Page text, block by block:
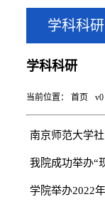
学科科研
当前位置： 首页 v0
学科科研
南京师范大学
我院成功举办“
学院举办2022